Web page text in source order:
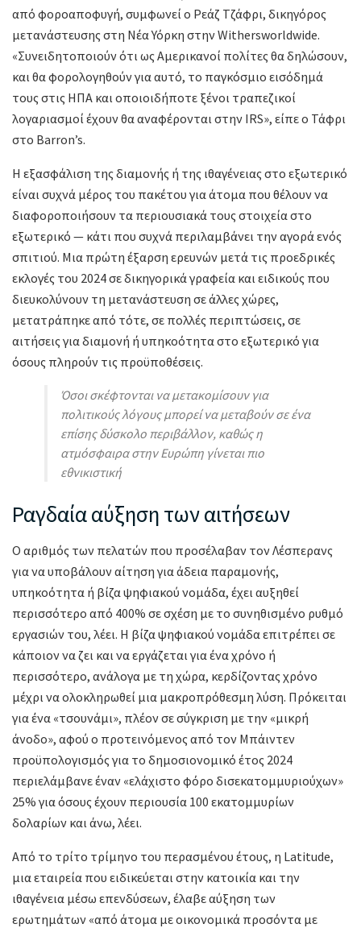
από φοροαποφυγή, συμφωνεί ο Ρεάζ Τζάφρι, δικηγόρος
μετανάστευσης στη Νέα Υόρκη στην Withersworldwide.
«Συνειδητοποιούν ότι ως Αμερικανοί πολίτες θα δηλώσουν,
και θα φορολογηθούν για αυτό, το παγκόσμιο εισόδημά
τους στις ΗΠΑ και οποιοιδήποτε ξένοι τραπεζικοί
λογαριασμοί έχουν θα αναφέρονται στην IRS», είπε ο Τάφρι
στο Barron’s.
Η εξασφάλιση της διαμονής ή της ιθαγένειας στο εξωτερικό
είναι συχνά μέρος του πακέτου για άτομα που θέλουν να
διαφοροποιήσουν τα περιουσιακά τους στοιχεία στο
εξωτερικό — κάτι που συχνά περιλαμβάνει την αγορά ενός
σπιτιού. Μια πρώτη έξαρση ερευνών μετά τις προεδρικές
εκλογές του 2024 σε δικηγορικά γραφεία και ειδικούς που
διευκολύνουν τη μετανάστευση σε άλλες χώρες,
μετατράπηκε από τότε, σε πολλές περιπτώσεις, σε
αιτήσεις για διαμονή ή υπηκοότητα στο εξωτερικό για
όσους πληρούν τις προϋποθέσεις.
Όσοι σκέφτονται να μετακομίσουν για
πολιτικούς λόγους μπορεί να μεταβούν σε ένα
επίσης δύσκολο περιβάλλον, καθώς η
ατμόσφαιρα στην Ευρώπη γίνεται πιο
εθνικιστική
Ραγδαία αύξηση των αιτήσεων
Ο αριθμός των πελατών που προσέλαβαν τον Λέσπερανς
για να υποβάλουν αίτηση για άδεια παραμονής,
υπηκοότητα ή βίζα ψηφιακού νομάδα, έχει αυξηθεί
περισσότερο από 400% σε σχέση με το συνηθισμένο ρυθμό
εργασιών του, λέει. Η βίζα ψηφιακού νομάδα επιτρέπει σε
κάποιον να ζει και να εργάζεται για ένα χρόνο ή
περισσότερο, ανάλογα με τη χώρα, κερδίζοντας χρόνο
μέχρι να ολοκληρωθεί μια μακροπρόθεσμη λύση. Πρόκειται
για ένα «τσουνάμι», πλέον σε σύγκριση με την «μικρή
άνοδο», αφού ο προτεινόμενος από τον Μπάιντεν
προϋπολογισμός για το δημοσιονομικό έτος 2024
περιελάμβανε έναν «ελάχιστο φόρο δισεκατομμυριούχων»
25% για όσους έχουν περιουσία 100 εκατομμυρίων
δολαρίων και άνω, λέει.
Από το τρίτο τρίμηνο του περασμένου έτους, η Latitude,
μια εταιρεία που ειδικεύεται στην κατοικία και την
ιθαγένεια μέσω επενδύσεων, έλαβε αύξηση των
ερωτημάτων «από άτομα με οικονομικά προσόντα με